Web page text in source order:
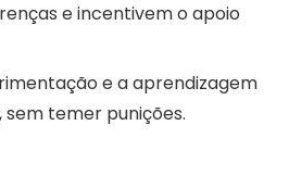
e incentivem o apoio
e a aprendizagem
temer punições.